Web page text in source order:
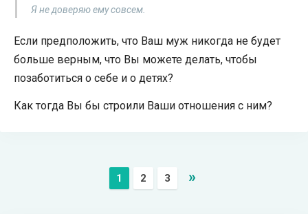
Я не доверяю ему совсем.
Если предположить, что Ваш муж никогда не будет
больше верным, что Вы можете делать, чтобы
позаботиться о себе и о детях?
Как тогда Вы бы строили Ваши отношения с ним?
1 2 3 »